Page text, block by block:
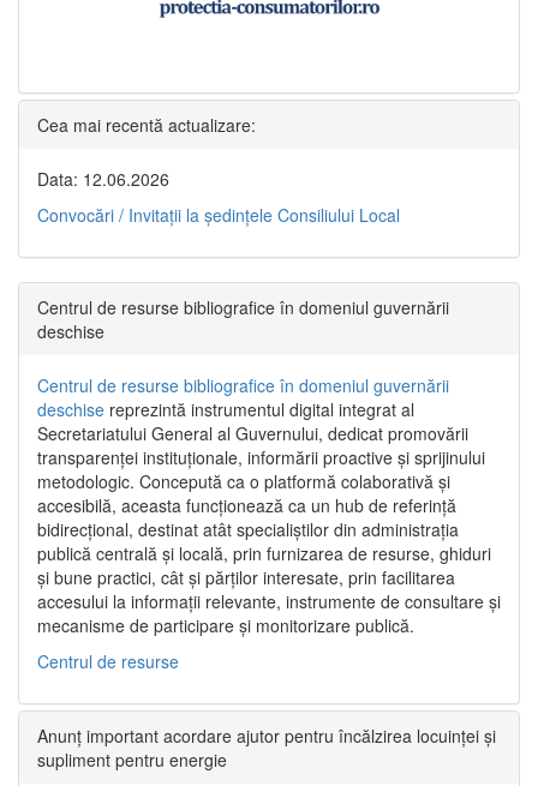
Cea mai recentă actualizare:
Data: 12.06.2026
Convocări / Invitaţii la şedinţele Consiliului Local
Centrul de resurse bibliografice în domeniul guvernării
deschise
Centrul de resurse bibliografice în domeniul guvernării
deschise reprezintă instrumentul digital integrat al
Secretariatului General al Guvernului, dedicat promovării
transparenței instituționale, informării proactive și sprijinului
metodologic. Concepută ca o platformă colaborativă și
accesibilă, aceasta funcționează ca un hub de referință
bidirecțional, destinat atât specialiștilor din administrația
publică centrală și locală, prin furnizarea de resurse, ghiduri
și bune practici, cât și părților interesate, prin facilitarea
accesului la informații relevante, instrumente de consultare și
mecanisme de participare și monitorizare publică.
Centrul de resurse
Anunț important acordare ajutor pentru încălzirea locuinței și
supliment pentru energie